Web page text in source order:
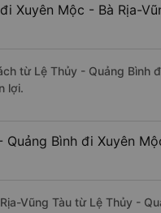
Xuyên Mộc - Bà Rịa-
từ Lệ Thủy - Quảng Bình
lợi.
Bình đi Xuyên
Vũng Tàu từ Lệ Thủy -